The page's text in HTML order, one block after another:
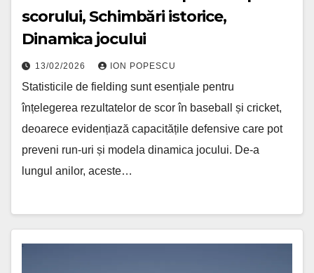
scorului, Schimbări istorice,
Dinamica jocului
13/02/2026 ION POPESCU
Statisticile de fielding sunt esențiale pentru
înțelegerea rezultatelor de scor în baseball și cricket,
deoarece evidențiază capacitățile defensive care pot
preveni run-uri și modela dinamica jocului. De-a
lungul anilor, aceste…